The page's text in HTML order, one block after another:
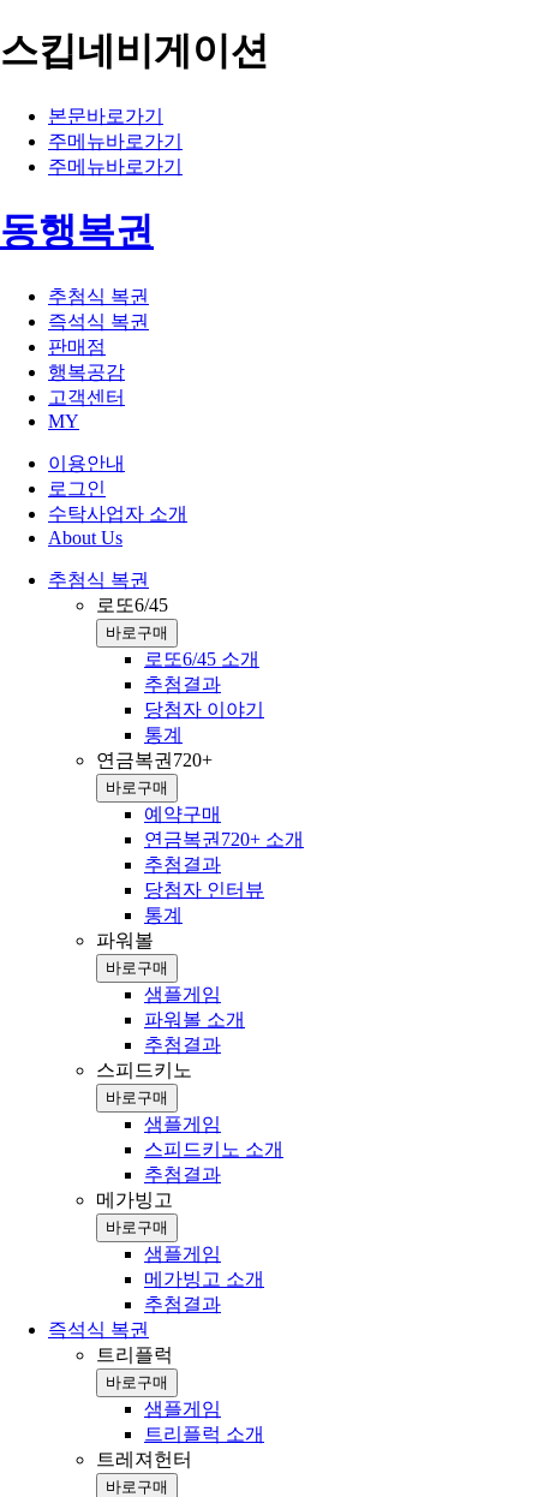
스킵네비게이션
본문바로가기
주메뉴바로가기
주메뉴바로가기
동행복권
추첨식 복권
즉석식 복권
판매점
행복공감
고객센터
MY
이용안내
로그인
수탁사업자 소개
About Us
추첨식 복권
로또6/45
바로구매
로또6/45 소개
추첨결과
당첨자 이야기
통계
연금복권720+
바로구매
예약구매
연금복권720+ 소개
추첨결과
당첨자 인터뷰
통계
파워볼
바로구매
샘플게임
파워볼 소개
추첨결과
스피드키노
바로구매
샘플게임
스피드키노 소개
추첨결과
메가빙고
바로구매
샘플게임
메가빙고 소개
추첨결과
즉석식 복권
트리플럭
바로구매
샘플게임
트리플럭 소개
트레져헌터
바로구매